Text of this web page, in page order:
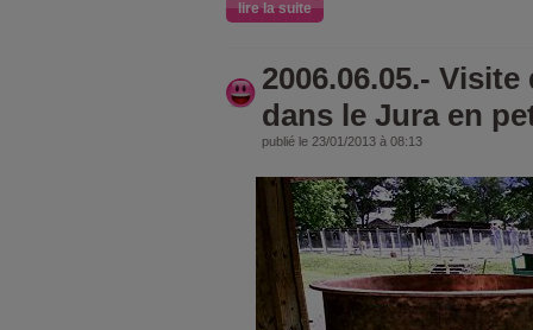
lire la suite
2006.06.05.- Visite
dans le Jura en
publié le 23/01/2013 à 08:13